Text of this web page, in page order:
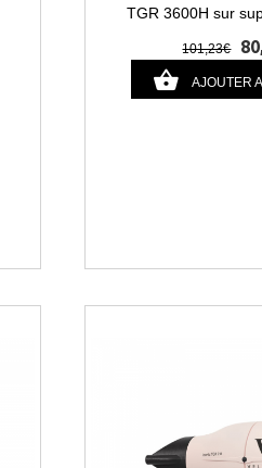
TGR 3600H sur
101,23€
AJOUTER